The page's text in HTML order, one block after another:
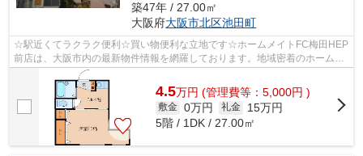
築47年 / 27.00㎡
大阪府大阪市北区池田町
☆駅近くてラクラク便利☆買い物便利な立地です☆ホームメイトFC梅田HEP
前店は、大阪市内の最新物件情報を網羅しております。地域密着のホームメ
イトFC梅田HEP前店だからできるお部屋探し...
4.5万円 (管理費等：5,000円 )
敷金 0万円 礼金
15万円
5階 / 1DK / 27.00㎡